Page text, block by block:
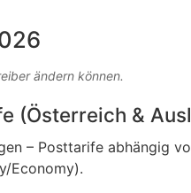
ändern können.
(Österreich &
– Posttarife abhängig
Economy).